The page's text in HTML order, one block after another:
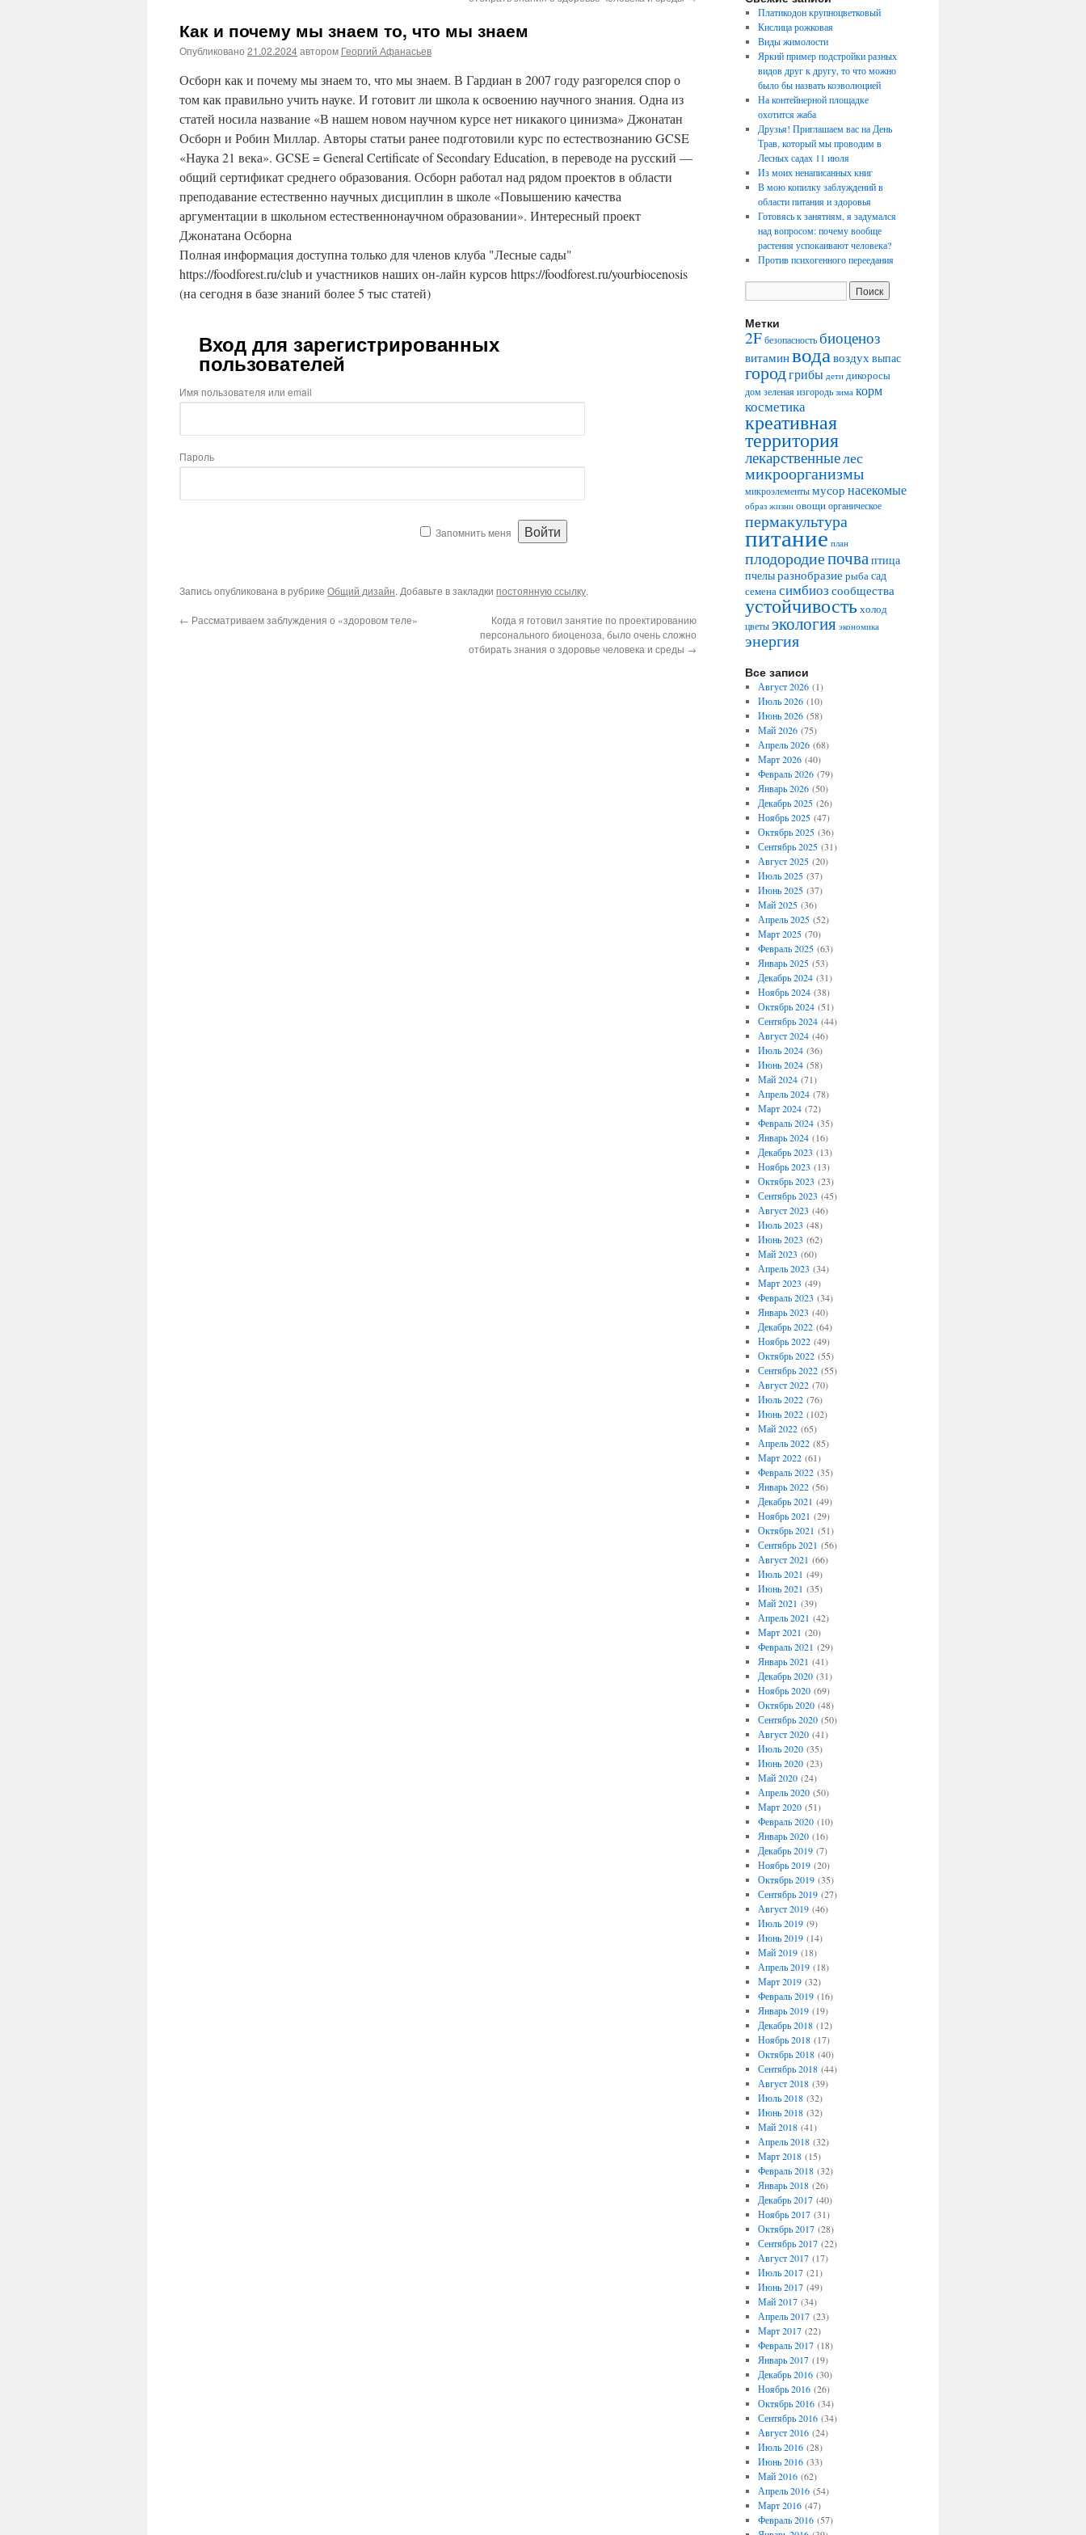
Как и почему мы знаем то, что мы знаем
Опубликовано 21.02.2024автором Георгий Афанасьев
Осборн как и почему мы знаем то, что мы знаем. В Гардиан в 2007 году разгорелся спор о
том как правильно учить науке. И готовит ли школа к освоению научного знания. Одна из
статей носила название «В нашем новом научном курсе нет никакого цинизма» Джонатан
Осборн и Робин Миллар. Авторы статьи ранее подготовили курс по естествознанию GCSE
«Наука 21 века». GCSE = General Certificate of Secondary Education, в переводе на русский —
общий сертификат среднего образования. Осборн работал над рядом проектов в области
преподавание естественно научных дисциплин в школе «Повышению качества
аргументации в школьном естественнонаучном образовании». Интересный проект
Джонатана Осборна
Полная информация доступна только для членов клуба "Лесные сады"
https://foodforest.ru/club и участников наших он-лайн курсов https://foodforest.ru/yourbiocenosis
(на сегодня в базе знаний более 5 тыс статей)
Вход для зарегистрированных
пользователей
Имя пользователя или email
Пароль
Запомнить меня
Запись опубликована в рубрике Общий дизайн. Добавьте в закладки постоянную ссылку.
← Рассматриваем заблуждения о «здоровом теле»
Когда я готовил занятие по проектированию
персонального биоценоза, было очень сложно
отбирать знания о здоровье человека и среды →
Платикодон крупноцветковый
Кислица рожковая
Виды жимолости
Яркий пример подстройки разных
видов друг к другу, то что можно
было бы назвать коэволюцией
На контейнерной площадке
охотится жаба
Друзья! Приглашаем вас на День
Трав, который мы проводим в
Лесных садах 11 июля
Из моих ненаписанных книг
В мою копилку заблуждений в
области питания и здоровья
Готовясь к занятиям, я задумался
над вопросом: почему вообще
растения успокаивают человека?
Против психогенного переедания
Метки
2F безопасность биоценоз
витаминводавоздухвыпас
городгрибы дети дикоросы
домзеленая изгородь зима корм
косметика
креативная
территория
лекарственныелес
микроорганизмы
микроэлементымусор насекомые
образ жизни овощи органическое
пермакультура
питание план
плодородиепочваптица
пчелыразнобразие рыбасад
семенасимбиоз сообщества
устойчивостьхолод
цветы экология экономика
энергия
Все записи
Август 2026(1)
Июль 2026(10)
Июнь 2026(58)
Май 2026(75)
Апрель 2026(68)
Март 2026(40)
Февраль 2026(79)
Январь 2026(50)
Декабрь 2025(26)
Ноябрь 2025(47)
Октябрь 2025(36)
Сентябрь 2025(31)
Август 2025(20)
Июль 2025(37)
Июнь 2025(37)
Май 2025(36)
Апрель 2025(52)
Март 2025(70)
Февраль 2025(63)
Январь 2025(53)
Декабрь 2024(31)
Ноябрь 2024(38)
Октябрь 2024(51)
Сентябрь 2024(44)
Август 2024(46)
Июль 2024(36)
Июнь 2024(58)
Май 2024(71)
Апрель 2024(78)
Март 2024(72)
Февраль 2024(35)
Январь 2024(16)
Декабрь 2023 (13)
Ноябрь 2023 (13)
Октябрь 2023 (23)
Сентябрь 2023 (45)
Август 2023 (46)
Июль 2023 (48)
Июнь 2023 (62)
Май 2023 (60)
Апрель 2023 (34)
Март 2023 (49)
Февраль 2023 (34)
Январь 2023 (40)
Декабрь 2022(64)
Ноябрь 2022(49)
Октябрь 2022(55)
Сентябрь 2022(55)
Август 2022(70)
Июль 2022(76)
Июнь 2022(102)
Май 2022(65)
Апрель 2022(85)
Март 2022(61)
Февраль 2022(35)
Январь 2022(56)
Декабрь 2021 (49)
Ноябрь 2021 (29)
Октябрь 2021 (51)
Сентябрь 2021 (56)
Август 2021 (66)
Июль 2021 (49)
Июнь 2021 (35)
Май 2021 (39)
Апрель 2021 (42)
Март 2021 (20)
Февраль 2021 (29)
Январь 2021 (41)
Декабрь 2020(31)
Ноябрь 2020(69)
Октябрь 2020(48)
Сентябрь 2020(50)
Август 2020(41)
Июль 2020(35)
Июнь 2020(23)
Май 2020(24)
Апрель 2020(50)
Март 2020(51)
Февраль 2020(10)
Январь 2020(16)
Декабрь 2019(7)
Ноябрь 2019(20)
Октябрь 2019(35)
Сентябрь 2019(27)
Август 2019(46)
Июль 2019(9)
Июнь 2019(14)
Май 2019(18)
Апрель 2019(18)
Март 2019(32)
Февраль 2019(16)
Январь 2019(19)
Декабрь 2018(12)
Ноябрь 2018(17)
Октябрь 2018(40)
Сентябрь 2018(44)
Август 2018(39)
Июль 2018(32)
Июнь 2018(32)
Май 2018(41)
Апрель 2018(32)
Март 2018(15)
Февраль 2018(32)
Январь 2018(26)
Декабрь 2017(40)
Ноябрь 2017(31)
Октябрь 2017(28)
Сентябрь 2017(22)
Август 2017(17)
Июль 2017(21)
Июнь 2017(49)
Май 2017(34)
Апрель 2017(23)
Март 2017(22)
Февраль 2017(18)
Январь 2017(19)
Декабрь 2016(30)
Ноябрь 2016(26)
Октябрь 2016(34)
Сентябрь 2016(34)
Август 2016(24)
Июль 2016(28)
Июнь 2016(33)
Май 2016(62)
Апрель 2016(54)
Март 2016(47)
Февраль 2016(57)